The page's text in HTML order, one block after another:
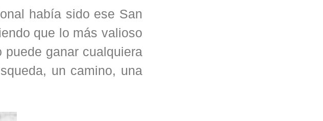
había sido ese San
que lo más valioso
ganar cualquiera
un camino, una